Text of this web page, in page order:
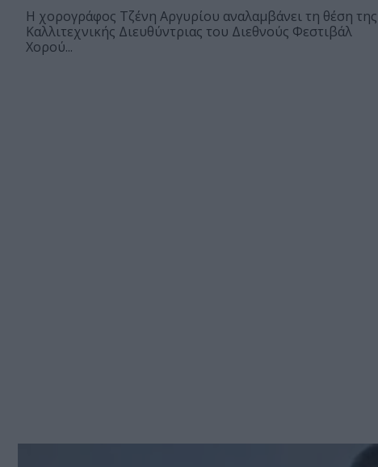
H χορογράφος Τζένη Αργυρίου αναλαμβάνει τη θέση της
Καλλιτεχνικής Διευθύντριας του Διεθνούς Φεστιβάλ
Χορού...